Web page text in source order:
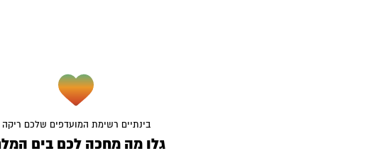
בינתיים רשימת המועדפים שלכם ריקה
גלו מה מחכה לכם בים